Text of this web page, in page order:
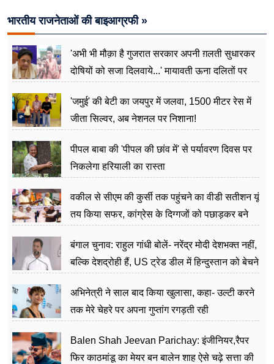
भारतीय राजनेताओं की बाइआग्रफी »
'अभी भी मौक़ा है गुजरात सरकार अपनी ग़लती सुधारकर
दोषियों को सजा दिलवाये...' मायावती ऊना दलितों पर
'जमुई' की बेटी का जयपुर में जलवा, 1500 मीटर रेस में
जीता सिल्वर, अब नेशनल पर निशाना!
पीपल बाबा की 'पीपल की छांव में' से पर्यावरण दिवस पर
निकलेगा हरियाली का रास्ता
वकील से सीएम की कुर्सी तक पहुंचने का वीडी सतीशन यूं
तय किया सफर, कांग्रेस के दिग्गजों को पछाड़कर बने
बंगाल चुनाव: राहुल गांधी बोलें- नरेंद्र मोदी देशभक्त नहीं,
बल्कि देशद्रोही हैं, US ट्रेड डील में हिन्दुस्तान को बेचने
अभिनेत्री ने साल बाद किया खुलासा, कहा- उल्टी करने
तक मेरे चेहरे पर अपना गुप्तांग रगड़ती रही
Balen Shah Jeevan Parichay: इंजीनियर,रैपर
फिर काठमांडू का मेयर बन बालेन शाह ऐसे चढ़े सत्ता की